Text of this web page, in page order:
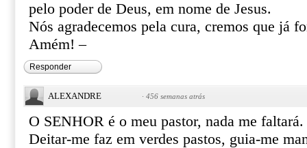
pelo poder de Deus, em nome de Jesus.
Nós agradecemos pela cura, cremos que já
Amém! –
Responder
ALEXANDRE · 456 semanas atrás
O SENHOR é o meu pastor, nada me faltará.
Deitar-me faz em verdes pastos, guia-me